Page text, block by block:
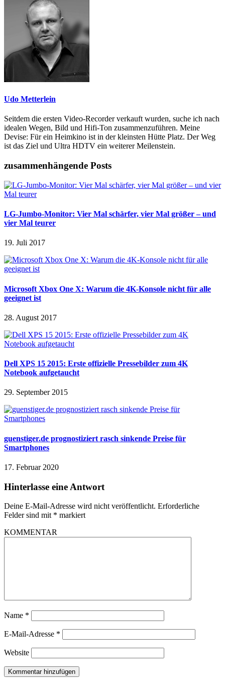
Udo Metterlein
Seitdem die ersten Video-Recorder verkauft wurden, suche ich nach
idealen Wegen, Bild und Hifi-Ton zusammenzuführen. Meine
Devise: Für ein Heimkino ist in der kleinsten Hütte Platz. Der Weg
ist das Ziel und Ultra HDTV ein weiterer Meilenstein.
zusammenhängende Posts
LG-Jumbo-Monitor: Vier Mal schärfer, vier Mal größer – und
vier Mal teurer
19. Juli 2017
Microsoft Xbox One X: Warum die 4K-Konsole nicht für alle
geeignet ist
28. August 2017
Dell XPS 15 2015: Erste offizielle Pressebilder zum 4K
Notebook aufgetaucht
29. September 2015
guenstiger.de prognostiziert rasch sinkende Preise für
Smartphones
17. Februar 2020
Hinterlasse eine Antwort
Deine E-Mail-Adresse wird nicht veröffentlicht. Erforderliche
Felder sind mit * markiert
KOMMENTAR
Name *
E-Mail-Adresse *
Website